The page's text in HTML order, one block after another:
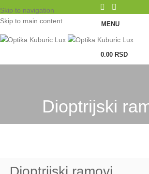
Skip to navigation
Skip to main content
MENU
0.00 RSD
Dioptrijski